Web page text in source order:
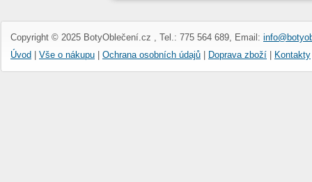
Copyright © 2025 BotyOblečení.cz , Tel.: 775 564 689, Email:
Úvod | Vše o nákupu | Ochrana osobních údajů | Doprava zboží | Kontakty